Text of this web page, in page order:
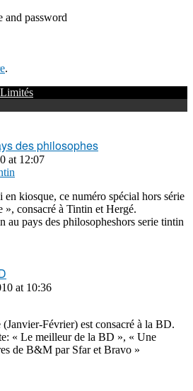
and password
.
des philosophes
at 12:07
kiosque, ce numéro spécial hors série
consacré à Tintin et Hergé.
au pays des philosopheshors serie tintin
at 10:36
Février) est consacré à la BD.
« Le meilleur de la BD », « Une
de B&M par Sfar et Bravo »